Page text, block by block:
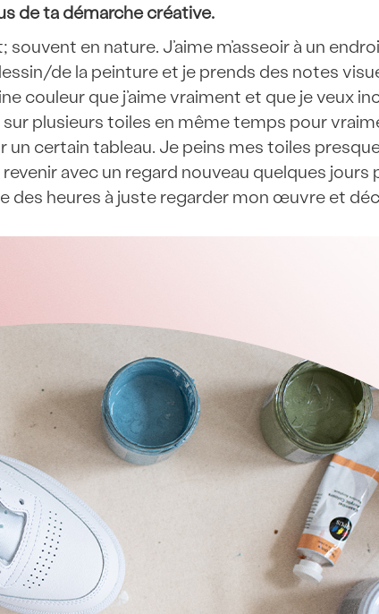
de ta démarche créative.
en nature. J’aime m’asseoir à un
de la peinture et je prends des notes
couleur que j’aime vraiment et que je veux
plusieurs toiles en même temps pour
certain tableau. Je peins mes toiles
avec un regard nouveau quelques
heures à juste regarder mon œuvre et